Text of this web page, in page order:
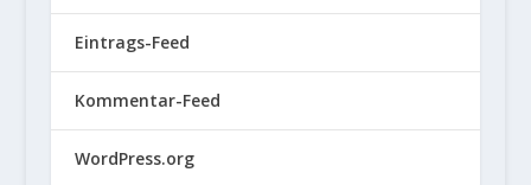
Eintrags-Feed
Kommentar-Feed
WordPress.org